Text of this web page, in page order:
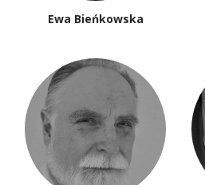
Ewa Bieńkowska